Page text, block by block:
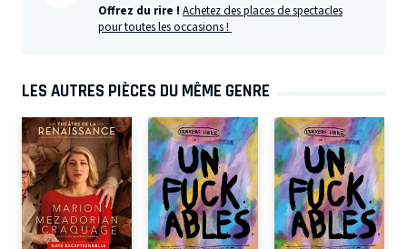
Offrez du rire ! Achetez des places de spectacles
pour toutes les occasions !
LES AUTRES PIÈCES DU MÊME GENRE